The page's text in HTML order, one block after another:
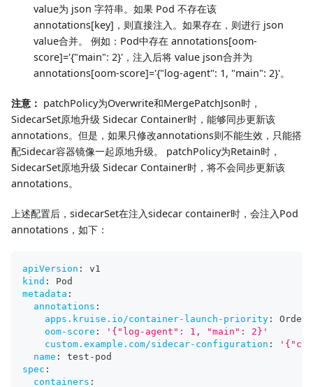
value为 json 字符串。如果 Pod 不存在该
annotations[key]，则直接注入。如果存在，则进行 json
value合并。 例如：Pod中存在 annotations[oom-
score]='{"main": 2}'，注入后将 value json合并为
annotations[oom-score]='{"log-agent": 1, "main": 2}'。
注意： patchPolicy为Overwrite和MergePatchJson时，
SidecarSet原地升级 Sidecar Container时，能够同步更新该
annotations。但是，如果只修改annotations则不能生效，只能搭
配Sidecar容器镜像一起原地升级。 patchPolicy为Retain时，
SidecarSet原地升级 Sidecar Container时，将不会同步更新该
annotations。
上述配置后，sidecarSet在注入sidecar container时，会注入Pod
annotations，如下：
apiVersion :
v1
kind :
Pod
metadata :
annotations :
apps.kruise.io/container-launch-priority :
oom-score :
'{"log-agent": 1, "main": 2}'
custom.example.com/sidecar-configuration :
name : test - pod
spec :
containers :